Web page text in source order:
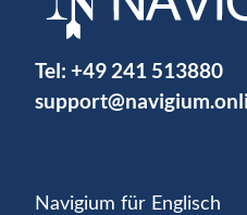
Tel: +49 241 513880
Navigium für Englisch